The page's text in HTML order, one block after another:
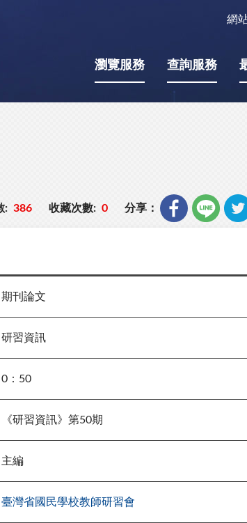
網
瀏覽服務 查詢服務
: 386 收藏次數: 0 分享：
期刊論文
研習資訊
0：50
《研習資訊》第50期
主編
臺灣省國民學校教師研習會